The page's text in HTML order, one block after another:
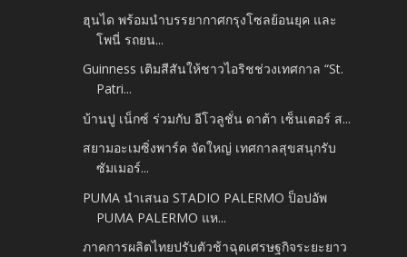
ฮุนได พร้อมนำบรรยากาศกรุงโซลย้อนยุค และ
โพนี่ รถยน...
Guinness เติมสีสันให้ชาวไอริชช่วงเทศกาล “St.
Patri...
บ้านปู เน็กซ์ ร่วมกับ อีโวลูชั่น ดาต้า เซ็นเตอร์ ส...
สยามอะเมซิ่งพาร์ค จัดใหญ่ เทศกาลสุขสนุกรับ
ซัมเมอร์...
PUMA นำเสนอ STADIO PALERMO ป็อปอัพ
PUMA PALERMO แห...
ภาคการผลิตไทยปรับตัวช้าฉุดเศรษฐกิจระยะยาว